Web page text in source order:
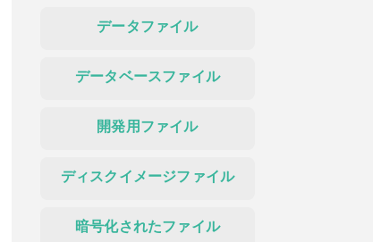
データファイル
データベースファイル
開発用ファイル
ディスクイメージファイル
暗号化されたファイル